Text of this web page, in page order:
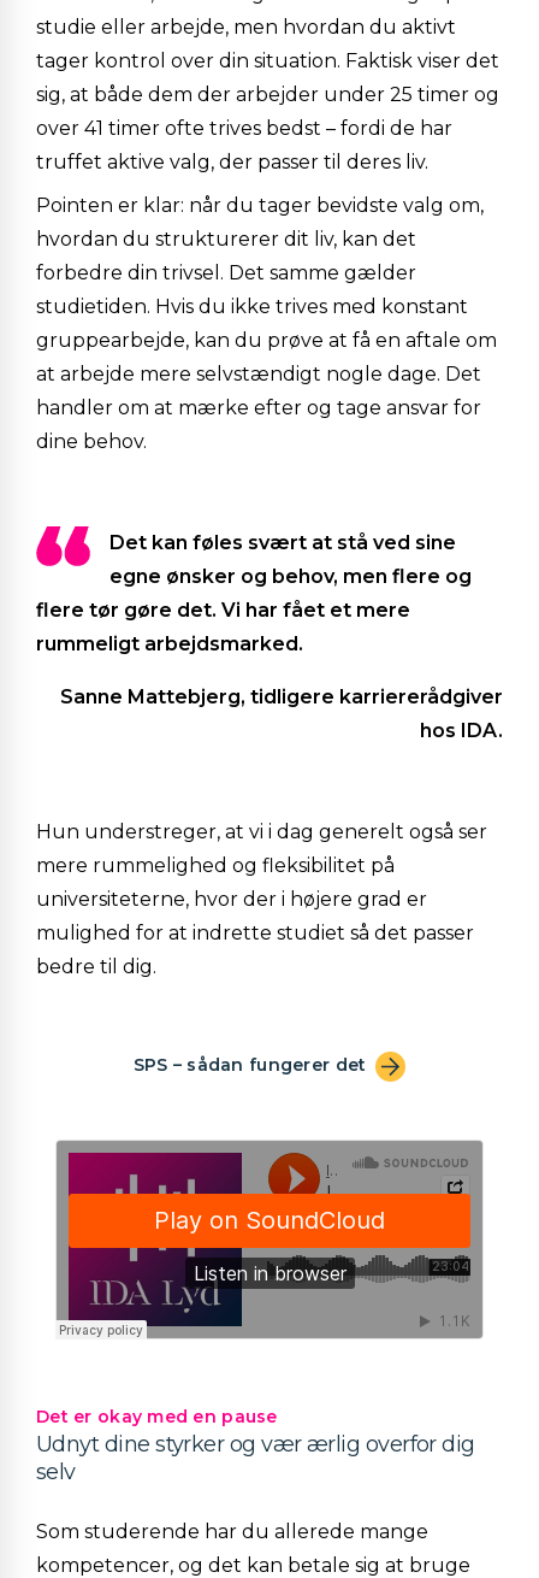
studie eller arbejde, men hvordan du aktivt
tager kontrol over din situation. Faktisk viser det
sig, at både dem der arbejder under 25 timer og
over 41 timer ofte trives bedst – fordi de har
truffet aktive valg, der passer til deres liv.
Pointen er klar: når du tager bevidste valg om,
hvordan du strukturerer dit liv, kan det
forbedre din trivsel. Det samme gælder
studietiden. Hvis du ikke trives med konstant
gruppearbejde, kan du prøve at få en aftale om
at arbejde mere selvstændigt nogle dage. Det
handler om at mærke efter og tage ansvar for
dine behov.
Det kan føles svært at stå ved sine
egne ønsker og behov, men flere og
flere tør gøre det. Vi har fået et mere
rummeligt arbejdsmarked.
Sanne Mattebjerg, tidligere karriererådgiver
hos IDA.
Hun understreger, at vi i dag generelt også ser
mere rummelighed og fleksibilitet på
universiteterne, hvor der i højere grad er
mulighed for at indrette studiet så det passer
bedre til dig.
SPS – sådan fungerer det
Det er okay med en pause
Udnyt dine styrker og vær ærlig overfor dig
selv
Som studerende har du allerede mange
kompetencer, og det kan betale sig at bruge